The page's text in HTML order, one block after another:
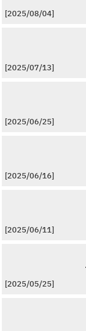
[2025/08/04]
[2025/07/13]
[2025/06/25]
[2025/06/16]
[2025/06/11]
[2025/05/25]